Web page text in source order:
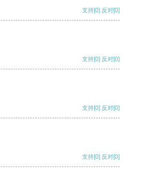
支持[0] 反对[0]
支持[0] 反对[0]
支持[0] 反对[0]
支持[0] 反对[0]